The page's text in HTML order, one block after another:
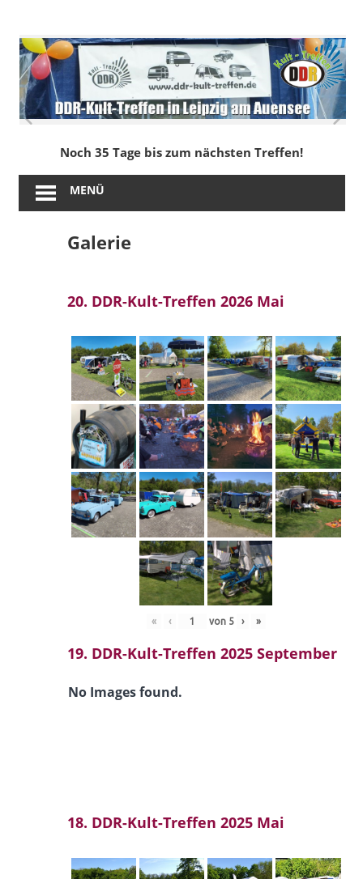
springen
DDR-
Kult-
Treffen
in
Leipzig
am
Noch 35 Tage bis zum nächsten Treffen!
MENÜ
Galerie
20. DDR-Kult-Treffen 2026 Mai
« ‹ von 5 › »
19. DDR-Kult-Treffen 2025 September
No Images found.
18. DDR-Kult-Treffen 2025 Mai